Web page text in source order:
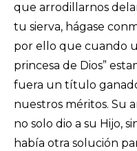
que arrodillarnos
tu sierva, hágase
por ello que cuando
princesa de Dios”
fuera un título
nuestros méritos. Su
no solo dio a su Hijo,
había otra solución